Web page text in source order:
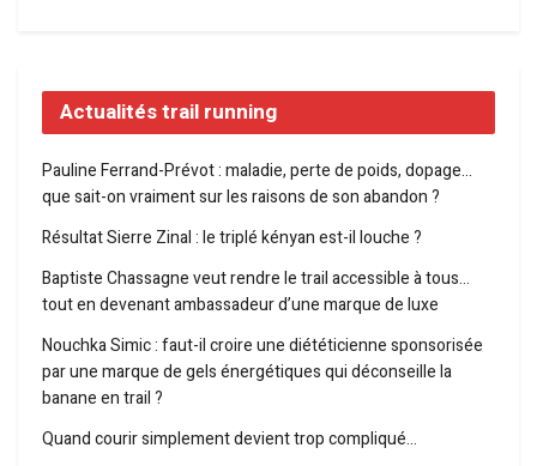
Actualités trail running
Pauline Ferrand-Prévot : maladie, perte de poids, dopage…
que sait-on vraiment sur les raisons de son abandon ?
Résultat Sierre Zinal : le triplé kényan est-il louche ?
Baptiste Chassagne veut rendre le trail accessible à tous…
tout en devenant ambassadeur d’une marque de luxe
Nouchka Simic : faut-il croire une diététicienne sponsorisée
par une marque de gels énergétiques qui déconseille la
banane en trail ?
Quand courir simplement devient trop compliqué…